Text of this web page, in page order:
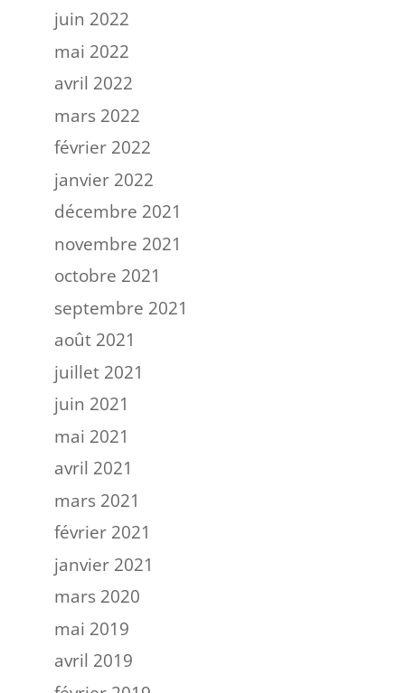
juin 2022
mai 2022
avril 2022
mars 2022
février 2022
janvier 2022
décembre 2021
novembre 2021
octobre 2021
septembre 2021
août 2021
juillet 2021
juin 2021
mai 2021
avril 2021
mars 2021
février 2021
janvier 2021
mars 2020
mai 2019
avril 2019